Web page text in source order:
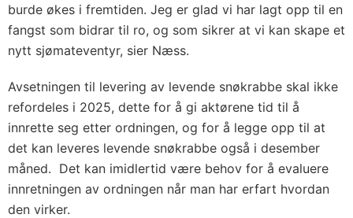
burde økes i fremtiden. Jeg er glad vi har lagt opp til en
fangst som bidrar til ro, og som sikrer at vi kan skape et
nytt sjømateventyr, sier Næss.
Avsetningen til levering av levende snøkrabbe skal ikke
refordeles i 2025, dette for å gi aktørene tid til å
innrette seg etter ordningen, og for å legge opp til at
det kan leveres levende snøkrabbe også i desember
måned. Det kan imidlertid være behov for å evaluere
innretningen av ordningen når man har erfart hvordan
den virker.